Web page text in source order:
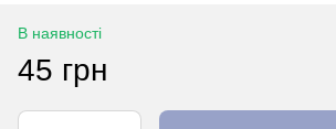
В наявності
45 грн